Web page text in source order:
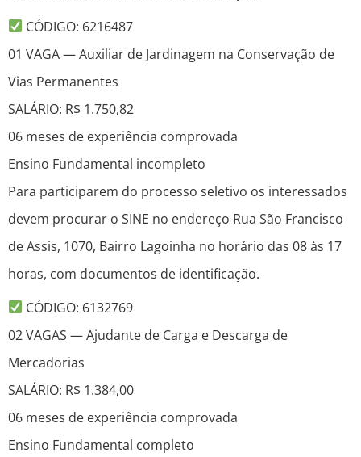
CÓDIGO: 6216487
01 VAGA — Auxiliar de Jardinagem na Conservação de
Vias Permanentes
SALÁRIO: R$ 1.750,82
06 meses de experiência comprovada
Ensino Fundamental incompleto
Para participarem do processo seletivo os interessados
devem procurar o SINE no endereço Rua São Francisco
de Assis, 1070, Bairro Lagoinha no horário das 08 às 17
horas, com documentos de identificação.
CÓDIGO: 6132769
02 VAGAS — Ajudante de Carga e Descarga de
Mercadorias
SALÁRIO: R$ 1.384,00
06 meses de experiência comprovada
Ensino Fundamental completo